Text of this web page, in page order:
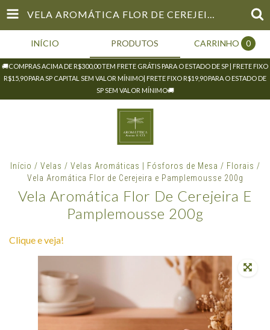
VELA AROMÁTICA FLOR DE CEREJEIRA E PAMPLEMOUSSE 200G
INÍCIO PRODUTOS CARRINHO 0
🚚COMPRAS ACIMA DE R$300,00 TEM FRETE GRÁTIS PARA O ESTADO DE SP | FRETE FIXO
R$15,90 PARA SP CAPITAL SEM VALOR MÍNIMO| FRETE FIXO R$19,90 PARA O ESTADO DE
SP SEM VALOR MÍNIMO🚚
Início / Velas / Velas Aromáticas | Fósforos de Mesa / Florais /
Vela Aromática Flor de Cerejeira e Pamplemousse 200g
Vela Aromática Flor De Cerejeira E
Pamplemousse 200g
Clique e veja!